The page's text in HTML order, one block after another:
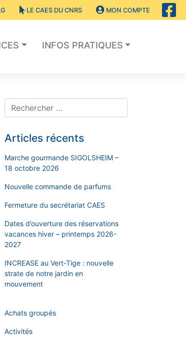
LE CAES DU CNRS MON COMPTE
INFOS PRATIQUES
Articles récents
Marche gourmande SIGOLSHEIM –
18 octobre 2026
Nouvelle commande de parfums
Fermeture du secrétariat CAES
Dates d’ouverture des réservations
vacances hiver – printemps 2026-
2027
INCREASE au Vert-Tige : nouvelle
strate de notre jardin en
mouvement
Achats groupés
Activités